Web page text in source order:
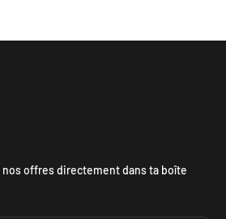
offres directement dans ta boîte